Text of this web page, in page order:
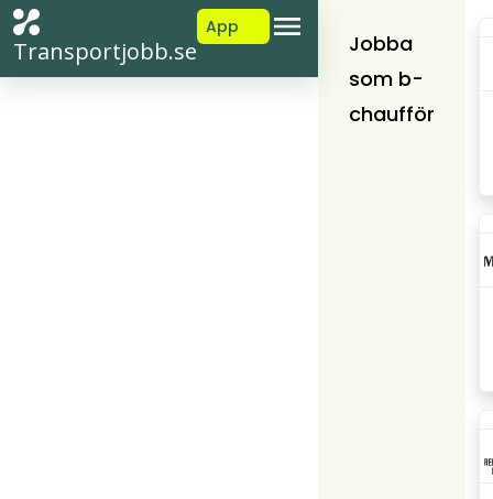
Transportjobb.se
App
Jobba
som b-
chaufför